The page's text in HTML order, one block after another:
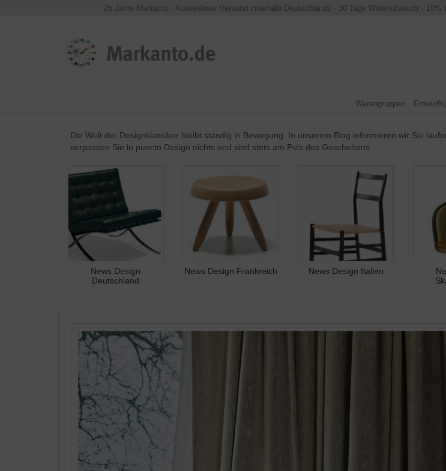
25 Jahre Markanto · Kostenloser Versand innerhalb Deutschlands · 30 Tage Widerrufsrecht · 10%
Warengruppen
Die Welt der Designklassiker bleibt ständig in Bewegung. In unserem Blog informieren wir Sie
verpassen Sie in puncto Design nichts und sind stets am Puls des Geschehens.
News Design
Deutschland
News Design Frankreich News Design Italien